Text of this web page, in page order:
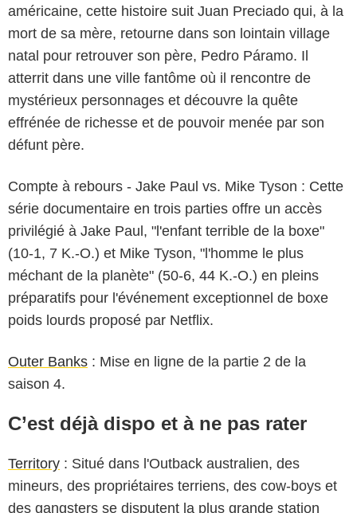
américaine, cette histoire suit Juan Preciado qui, à la
mort de sa mère, retourne dans son lointain village
natal pour retrouver son père, Pedro Páramo. Il
atterrit dans une ville fantôme où il rencontre de
mystérieux personnages et découvre la quête
effrénée de richesse et de pouvoir menée par son
défunt père.
Compte à rebours - Jake Paul vs. Mike Tyson : Cette
série documentaire en trois parties offre un accès
privilégié à Jake Paul, "l'enfant terrible de la boxe"
(10-1, 7 K.-O.) et Mike Tyson, "l'homme le plus
méchant de la planète" (50-6, 44 K.-O.) en pleins
préparatifs pour l'événement exceptionnel de boxe
poids lourds proposé par Netflix.
Outer Banks : Mise en ligne de la partie 2 de la
saison 4.
C’est déjà dispo et à ne pas rater
Territory : Situé dans l'Outback australien, des
mineurs, des propriétaires terriens, des cow-boys et
des gangsters se disputent la plus grande station